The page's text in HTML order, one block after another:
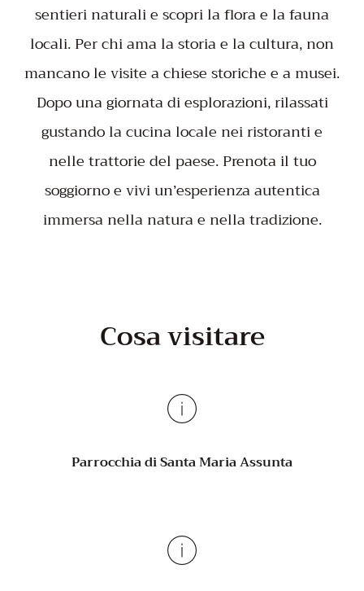
sentieri naturali e scopri la flora e la fauna
locali. Per chi ama la storia e la cultura, non
mancano le visite a chiese storiche e a musei.
Dopo una giornata di esplorazioni, rilassati
gustando la cucina locale nei ristoranti e
nelle trattorie del paese. Prenota il tuo
soggiorno e vivi un’esperienza autentica
immersa nella natura e nella tradizione.
Cosa visitare
Parrocchia di Santa Maria Assunta